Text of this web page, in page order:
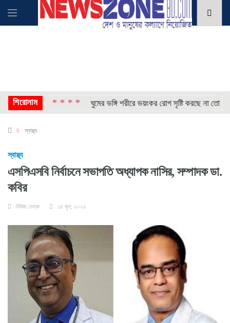
শিরোনাম* * * * ঘুমের ভঙ্গি শরীরে ভয়ংকর রোগ সৃষ্টি করছে না তো * *
স্বাস্থ্য
স্বাস্থ্য
এসপিএসবি নির্বাচনে সভাপতি অধ্যাপক নাসির, সম্পাদক ডা.
কবির
নিউজ ডেস্ক ১৪ জুন, ২০২৬